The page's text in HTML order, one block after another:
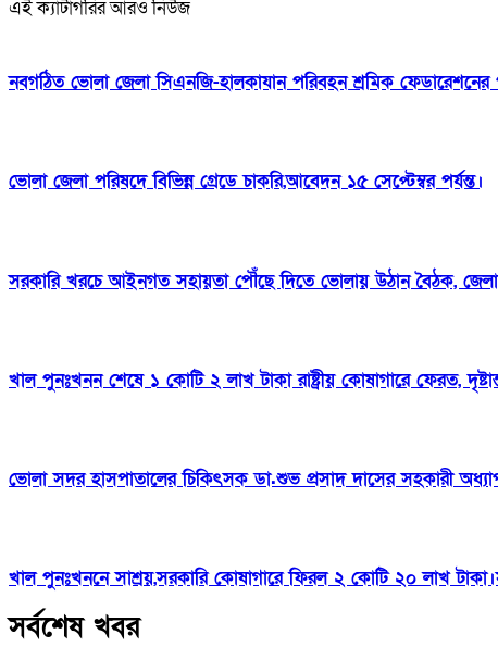
এই ক্যাটাগরির আরও নিউজ
নবগঠিত ভোলা জেলা সিএনজি-হালকাযান পরিবহন শ্রমিক ফেডারেশনের
ভোলা জেলা পরিষদে বিভিন্ন গ্রেডে চাকরি,আবেদন ১৫ সেপ্টেম্বর পর্যন্ত।
সরকারি খরচে আইনগত সহায়তা পৌঁছে দিতে ভোলায় উঠান বৈঠক,
খাল পুনঃখনন শেষে ১ কোটি ২ লাখ টাকা রাষ্ট্রীয় কোষাগারে ফেরত,
ভোলা সদর হাসপাতালের চিকিৎসক ডা.শুভ প্রসাদ দাসের সহকারী
খাল পুনঃখননে সাশ্রয়,সরকারি কোষাগারে ফিরল ২ কোটি ২০ লাখ
সর্বশেষ খবর